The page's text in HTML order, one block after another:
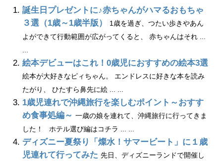
誕生日プレゼントに♪赤ちゃんがハマるおもちゃ
３選（1歳～1歳半版）
1歳を過ぎ、つたい歩きやあん
よができて行動範囲が広がってくると、 赤ちゃんはそれ ...
...
絵本デビューはこれ！0歳児におすすめの絵本3選
絵本が大好きなピィちゃん。 エンドレスに好きな本を読み
たがり、 ひたすら鼻先に絵 ... ...
1歳児連れで沖縄旅行を楽しむポイント～おすす
め食事処編～ 一歳の娘を連れて、沖縄旅行に行ってきま
した！ ホテル選び編はコチラ ... ...
ディズニー夏祭り「燦水！サマービート」に１歳
児連れて行ってみた 先日、ディズニーランドで開催し